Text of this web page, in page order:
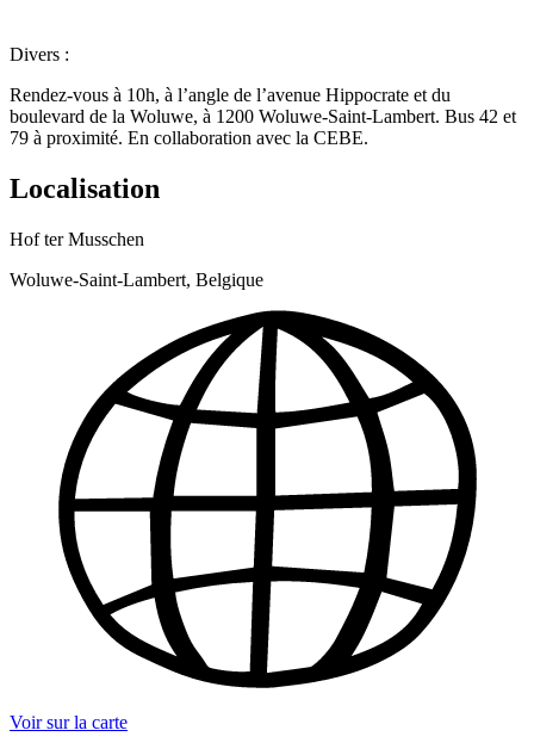
Divers :
Rendez-vous à 10h, à l’angle de l’avenue Hippocrate et du
boulevard de la Woluwe, à 1200 Woluwe-Saint-Lambert. Bus 42 et
79 à proximité. En collaboration avec la CEBE.
Localisation
Hof ter Musschen
Woluwe-Saint-Lambert, Belgique
Voir sur la carte